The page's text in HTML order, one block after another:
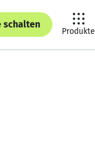
schalten
Produkte